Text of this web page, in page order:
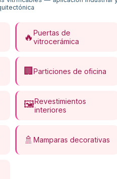
🔥Puertas de
vitrocerámica
🏢Particiones de oficina
🖼️Revestimientos
interiores
🚿 Mamparas decorativas